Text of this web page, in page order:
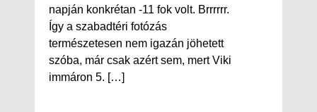
napján konkrétan -11 fok volt. Brrrrrr.
Így a szabadtéri fotózás
természetesen nem igazán jöhetett
szóba, már csak azért sem, mert Viki
immáron 5. […]